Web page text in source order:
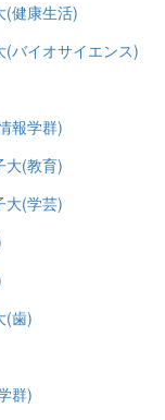
(健康生活)
(バイオサイエンス)
報学群)
大(教育)
大(学芸)
(歯)
群)